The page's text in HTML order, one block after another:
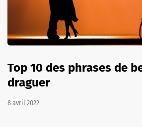
Top 10 des phrases de
draguer
8 avril 2022